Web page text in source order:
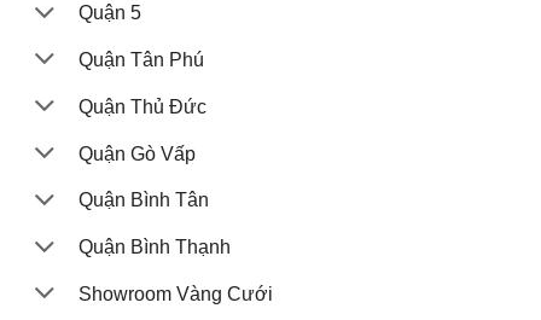
Quận 5
Quận Tân Phú
Quận Thủ Đức
Quận Gò Vấp
Quận Bình Tân
Quận Bình Thạnh
Showroom Vàng Cưới